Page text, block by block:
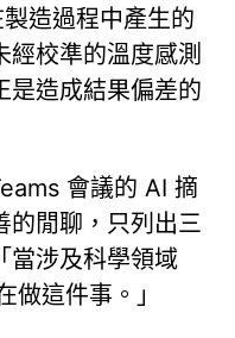
造過程中產生的
校準的溫度感測
是造成結果偏差的
會議的 AI 摘
的閒聊，只列出三
當涉及科學領域
做這件事。」